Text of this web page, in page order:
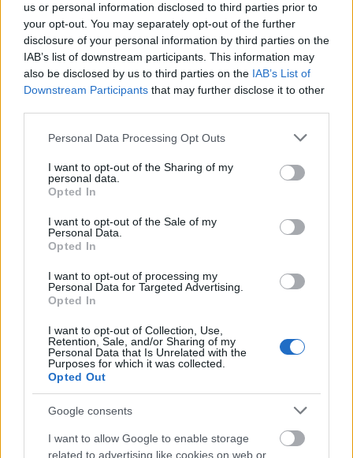
us or personal information disclosed to third parties prior to
your opt-out. You may separately opt-out of the further
disclosure of your personal information by third parties on the
IAB’s list of downstream participants. This information may
also be disclosed by us to third parties on the IAB’s List of
Downstream Participants that may further disclose it to other
Please note that this website/app uses one or more Google
not limited to your visit or usage behaviour. You may click to
grant or deny consent to Google and its third-party tags to
use your data for below specified purposes in below Google
consent section.
Personal Data Processing Opt Outs
I want to opt-out of the Sharing of my
personal data.
Opted In
I want to opt-out of the Sale of my
Personal Data.
Opted In
I want to opt-out of processing my
Personal Data for Targeted Advertising.
Opted In
I want to opt-out of Collection, Use,
Retention, Sale, and/or Sharing of my
Personal Data that Is Unrelated with the
Purposes for which it was collected.
Opted Out
Google consents
I want to allow Google to enable storage
related to advertising like cookies on web or
Το 7ο Διεθνές Συνέδριο Αρχαία Ελίκη και Αιγιάλεια